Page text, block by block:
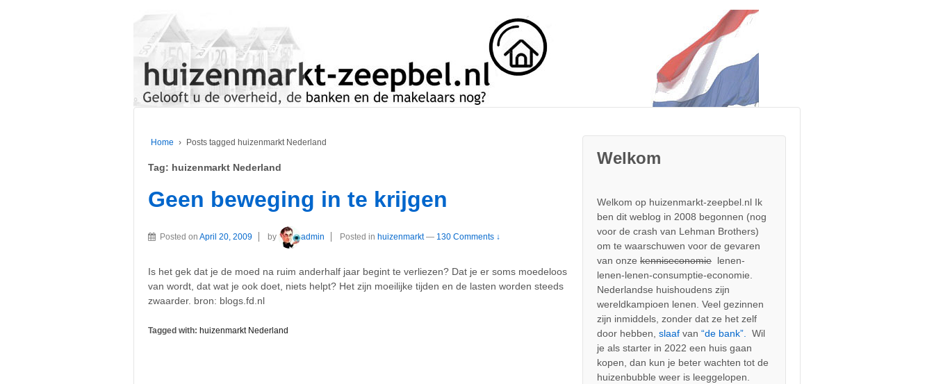
Home › Posts tagged huizenmarkt Nederland
Tag: huizenmarkt Nederland
Geen beweging in te krijgen
Posted on April 20, 2009 by admin Posted in huizenmarkt — 130 Comments ↓
Is het gek dat je de moed na ruim anderhalf jaar begint te verliezen? Dat je er soms moedeloos
van wordt, dat wat je ook doet, niets helpt? Het zijn moeilijke tijden en de lasten worden steeds
zwaarder. bron: blogs.fd.nl
Tagged with: huizenmarkt Nederland
Welkom
Welkom op huizenmarkt-zeepbel.nl Ik
ben dit weblog in 2008 begonnen (nog
voor de crash van Lehman Brothers)
om te waarschuwen voor de gevaren
van onzekenniseconomie lenen-
lenen-lenen-consumptie-economie.
Nederlandse huishoudens zijn
wereldkampioen lenen. Veel gezinnen
zijn inmiddels, zonder dat ze het zelf
door hebben,slaaf van“de bank”. Wil
je als starter in 2022 een huis gaan
kopen, dan kun je beter wachten tot de
huizenbubble weer is leeggelopen.